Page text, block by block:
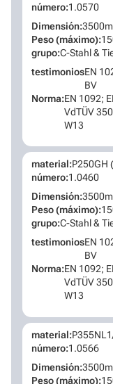
número:1.0570
Dimensión:
Peso (máximo):
grupo:C-Stahl &
testimoniosEN
BV
Norma:EN 1092;
VdTÜV
W13
material:P250GH
número:1.0460
Dimensión:
Peso (máximo):
grupo:C-Stahl &
testimoniosEN
BV
Norma:EN 1092;
VdTÜV
W13
material:
número:1.0566
Dimensión:
Peso (máximo):